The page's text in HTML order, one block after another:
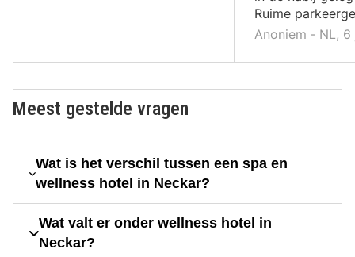
Ruime
Anoniem ‐ NL,
Meest gestelde vragen
Wat is het verschil tussen een spa en
wellness hotel in Neckar?
Wat valt er onder wellness hotel in
Neckar?